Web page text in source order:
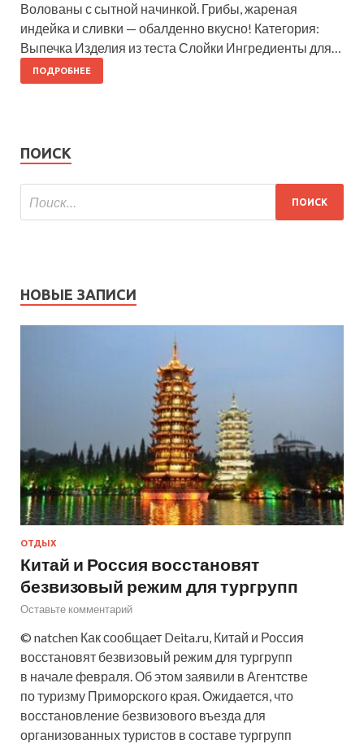
Волованы с сытной начинкой. Грибы, жареная
индейка и сливки — обалденно вкусно! Категория:
Выпечка Изделия из теста Слойки Ингредиенты для…
ПОДРОБНЕЕ
ПОИСК
НОВЫЕ ЗАПИСИ
ОТДЫХ
Китай и Россия восстановят
безвизовый режим для тургрупп
Оставьте комментарий
© natchen Как сообщает Deita.ru, Китай и Россия
восстановят безвизовый режим для тургрупп
в начале февраля. Об этом заявили в Агентстве
по туризму Приморского края. Ожидается, что
восстановление безвизового въезда для
организованных туристов в составе тургрупп